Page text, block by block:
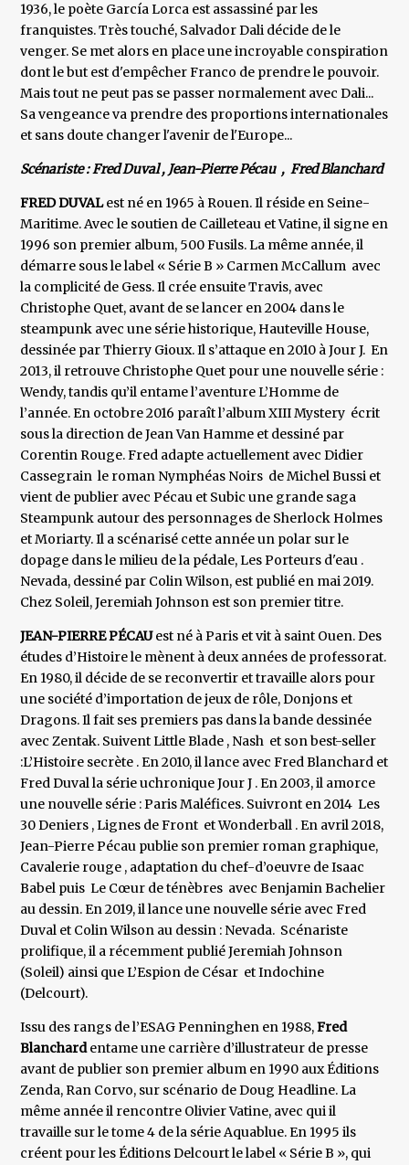
1936, le poète García Lorca est assassiné par les
franquistes. Très touché, Salvador Dali décide de le
venger. Se met alors en place une incroyable conspiration
dont le but est d'empêcher Franco de prendre le pouvoir.
Mais tout ne peut pas se passer normalement avec Dali...
Sa vengeance va prendre des proportions internationales
et sans doute changer l'avenir de l'Europe...
Scénariste : Fred Duval , Jean-Pierre Pécau , Fred Blanchard
FRED DUVALest né en 1965 à Rouen. Il réside en Seine-
Maritime. Avec le soutien de Cailleteau et Vatine, il signe en
1996 son premier album, 500 Fusils. La même année, il
démarre sous le label « Série B » Carmen McCallum avec
la complicité de Gess. Il crée ensuite Travis, avec
Christophe Quet, avant de se lancer en 2004 dans le
steampunk avec une série historique, Hauteville House,
dessinée par Thierry Gioux. Il s’attaque en 2010 à Jour J. En
2013, il retrouve Christophe Quet pour une nouvelle série :
Wendy, tandis qu’il entame l’aventure L’Homme de
l’année. En octobre 2016 paraît l’album XIII Mystery écrit
sous la direction de Jean Van Hamme et dessiné par
Corentin Rouge. Fred adapte actuellement avec Didier
Cassegrain le roman Nymphéas Noirs de Michel Bussi et
vient de publier avec Pécau et Subic une grande saga
Steampunk autour des personnages de Sherlock Holmes
et Moriarty. Il a scénarisé cette année un polar sur le
dopage dans le milieu de la pédale, Les Porteurs d'eau .
Nevada, dessiné par Colin Wilson, est publié en mai 2019.
Chez Soleil, Jeremiah Johnson est son premier titre.
JEAN-PIERRE PÉCAUest né à Paris et vit à saint Ouen. Des
études d’Histoire le mènent à deux années de professorat.
En 1980, il décide de se reconvertir et travaille alors pour
une société d’importation de jeux de rôle, Donjons et
Dragons. Il fait ses premiers pas dans la bande dessinée
avec Zentak. Suivent Little Blade , Nash et son best-seller
:L’Histoire secrète . En 2010, il lance avec Fred Blanchard et
Fred Duval la série uchronique Jour J . En 2003, il amorce
une nouvelle série : Paris Maléfices. Suivront en 2014 Les
30 Deniers , Lignes de Front et Wonderball . En avril 2018,
Jean-Pierre Pécau publie son premier roman graphique,
Cavalerie rouge , adaptation du chef-d’oeuvre de Isaac
Babel puis Le Cœur de ténèbres avec Benjamin Bachelier
au dessin. En 2019, il lance une nouvelle série avec Fred
Duval et Colin Wilson au dessin : Nevada. Scénariste
prolifique, il a récemment publié Jeremiah Johnson
(Soleil) ainsi que L’Espion de César et Indochine
(Delcourt).
Issu des rangs de l’ESAG Penninghen en 1988,Fred
Blanchardentame une carrière d’illustrateur de presse
avant de publier son premier album en 1990 aux Éditions
Zenda, Ran Corvo, sur scénario de Doug Headline. La
même année il rencontre Olivier Vatine, avec qui il
travaille sur le tome 4 de la série Aquablue. En 1995 ils
créent pour les Éditions Delcourt le label « Série B », qui